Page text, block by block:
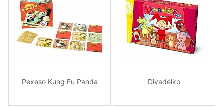
Pexeso Kung Fu Panda Divadélko